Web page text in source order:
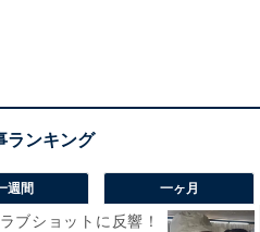
週間 一ヶ月
ブショットに反響！